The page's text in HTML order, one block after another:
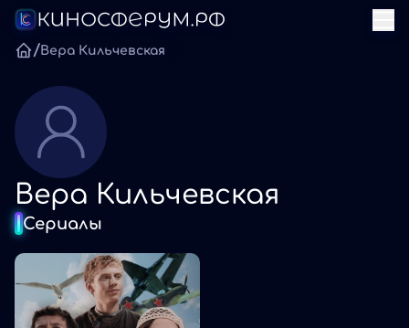
/Вера Кильчевская
Вера Кильчевская
Сериалы